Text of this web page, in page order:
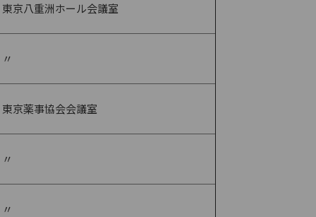
東京八重洲ホール会議室
〃
東京薬事協会会議室
〃
〃